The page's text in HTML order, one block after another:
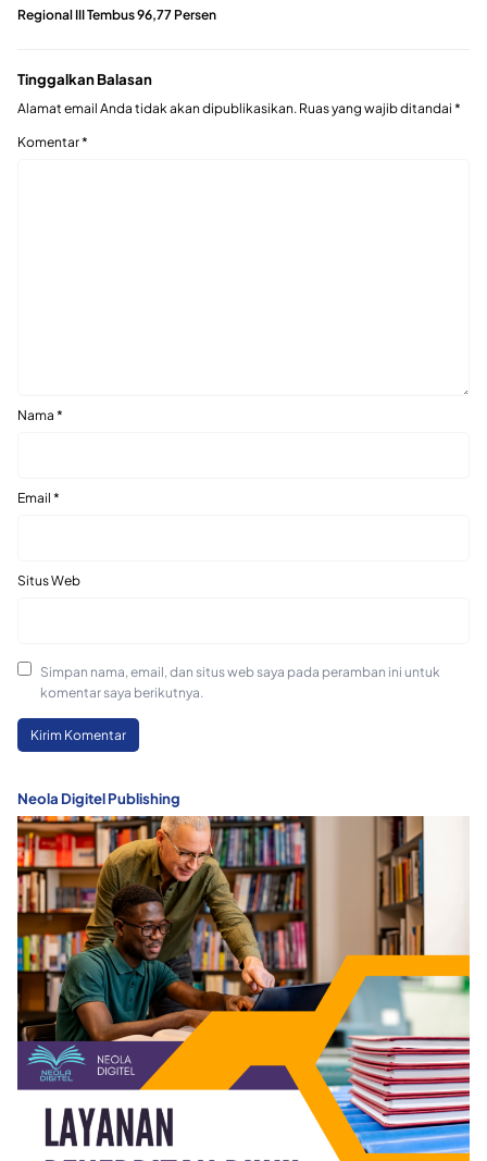
Regional III Tembus 96,77 Persen
Tinggalkan Balasan
Alamat email Anda tidak akan dipublikasikan. Ruas yang wajib ditandai *
Komentar*
Nama *
Email *
Situs Web
Simpan nama, email, dan situs web saya pada peramban ini untuk
komentar saya berikutnya.
Neola Digitel Publishing